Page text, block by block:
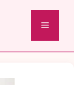
Menu